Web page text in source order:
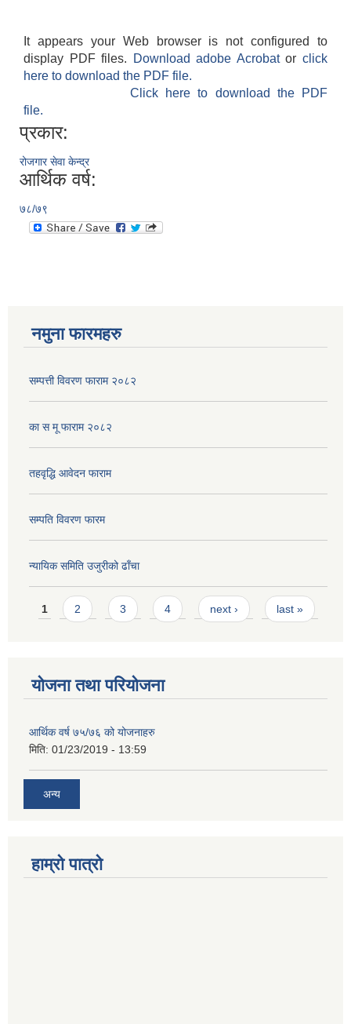
It appears your Web browser is not configured to
display PDF files.
Download adobe Acrobatorclick
here to download the PDF file.
Click here to download the PDF
file.
प्रकार:
रोजगार सेवा केन्द्र
आर्थिक वर्ष:
७८/७९
नमुना फारमहरु
सम्पत्ती विवरण फाराम २०८२
का स मू फाराम २०८२
तहवृद्धि आवेदन फाराम
सम्पति विवरण फारम
न्यायिक समिति उजुरीको ढाँचा
Pages
1 2 3 4 next › last »
योजना तथा परियोजना
आर्थिक वर्ष ७५/७६ को योजनाहरु
मिति: 01/23/2019 - 13:59
अन्य
हाम्रो पात्रो